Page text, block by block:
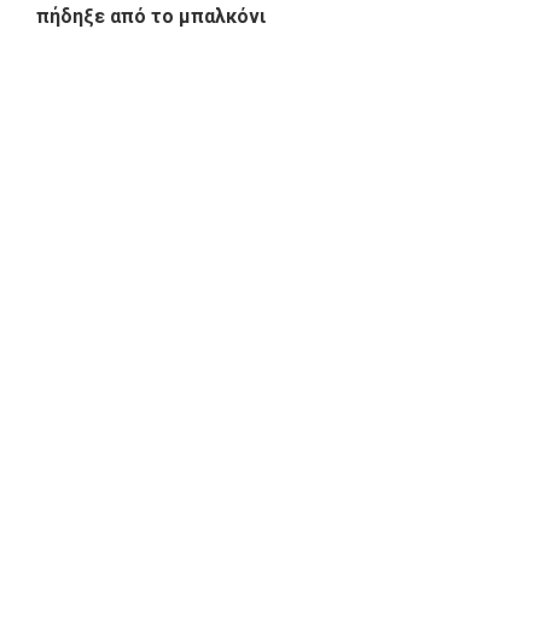
πήδηξε από το μπαλκόνι